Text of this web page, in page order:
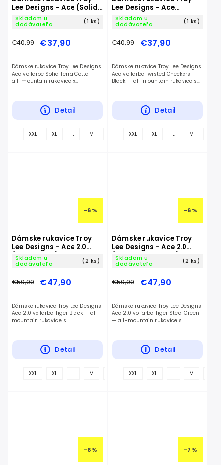
Lee Designs - Ace (Solid
Terra Cotta)
Skladom u
dodávateľa
(1 ks)
€40,99 €37,90
Detail
Dámske rukavice Troy Lee Designs
Ace vo farbe Solid Terra Cotta —
all-mountain rukavice s
XXL XL L M
ďalšie
Lee Designs - Ace
(Twisted Checkers
Black)
Skladom u
dodávateľa
(1 ks)
€40,99 €37,90
Detail
Dámske rukavice Troy Lee Designs
Ace vo farbe Twisted Checkers
Black — all-mountain rukavice s
XXL XL L M
–6 %
Dámske rukavice Troy
Lee Designs - Ace 2.0
(Tiger Black)
Skladom u
dodávateľa
(2 ks)
€50,99 €47,90
Detail
Dámske rukavice Troy Lee Designs
Ace 2.0 vo farbe Tiger Black — all-
mountain rukavice s
XXL XL L M
ďalšie
–6 %
Dámske rukavice Troy
Lee Designs - Ace 2.0
(Tiger Steel Green)
Skladom u
dodávateľa
(2 ks)
€50,99 €47,90
Detail
Dámske rukavice Troy Lee Designs
Ace 2.0 vo farbe Tiger Steel Green
— all-mountain rukavice s
XXL XL L M
–6 % –7 %